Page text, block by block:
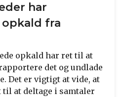
har
fra
opkald har ret til at
det og undlade
Det er vigtigt at vide, at
at deltage i samtaler